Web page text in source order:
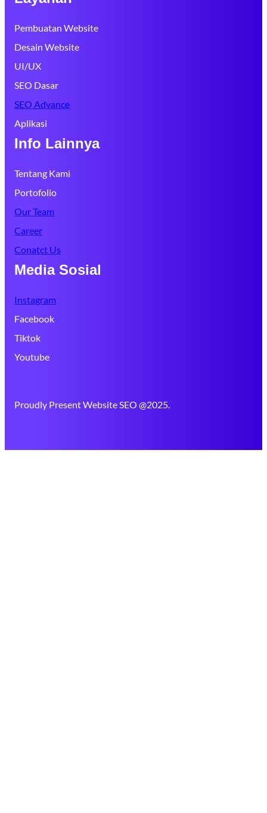
Pembuatan Website
Desain Website
UI/UX
SEO Dasar
SEO Advance
Aplikasi
Info Lainnya
Tentang Kami
Portofolio
Our Team
Career
Conatct Us
Media Sosial
Instagram
Facebook
Tiktok
Youtube
Proudly Present Website SEO @2025.